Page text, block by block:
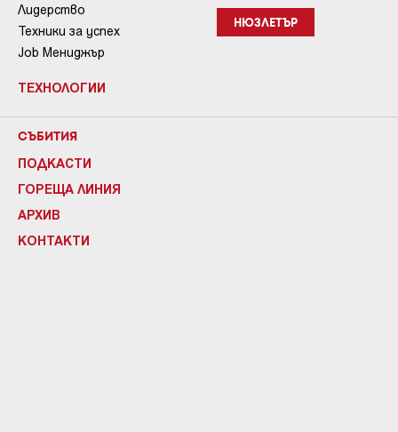
Лидерство
Техники за успех
Job Мениджър
ТЕХНОЛОГИИ
НЮЗЛЕТЪР
СЪБИТИЯ
ПОДКАСТИ
ГОРЕЩА ЛИНИЯ
АРХИВ
КОНТАКТИ